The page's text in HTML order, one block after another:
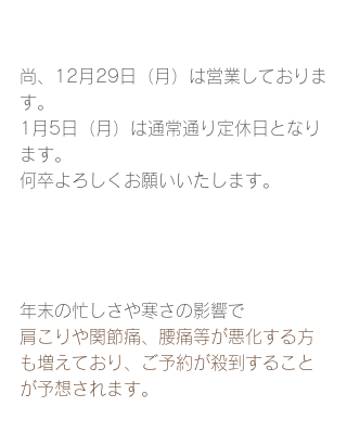
尚、12月29日（月）は営業しておりま
す。
1月5日（月）は通常通り定休日となり
ます。
何卒よろしくお願いいたします。
年末の忙しさや寒さの影響で
肩こりや関節痛、腰痛等が悪化する方
も増えており、ご予約が殺到すること
が予想されます。